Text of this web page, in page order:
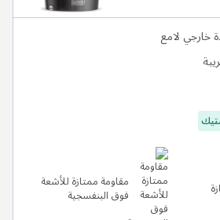
خارجي لامع
مقاومة ممتازة للأشعة
فوق البنفسجية